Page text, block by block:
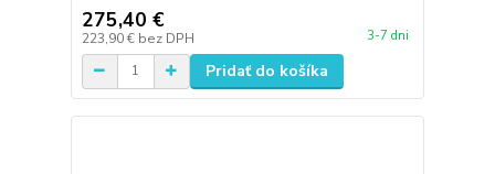
275,40 €
223,90 € bez DPH 3-7 dni
Pridať do košíka